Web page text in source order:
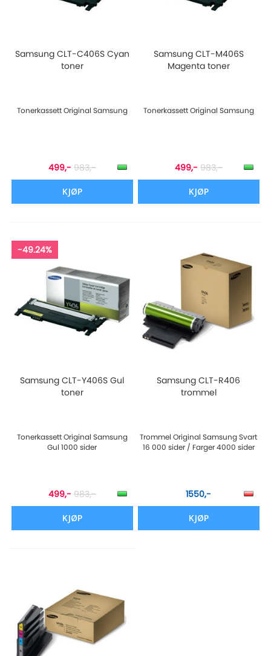
Samsung CLT-C406S Cyan
toner
Tonerkassett Original Samsung
499,- 983,-
KJØP
Samsung CLT-M406S
Magenta toner
Tonerkassett Original Samsung
499,- 983,-
KJØP
-49.24%
Samsung CLT-Y406S Gul
toner
Tonerkassett Original Samsung
Gul 1000 sider
499,- 983,-
KJØP
Samsung CLT-R406
trommel
Trommel Original Samsung Svart
16 000 sider / Farger 4000 sider
1550,-
KJØP